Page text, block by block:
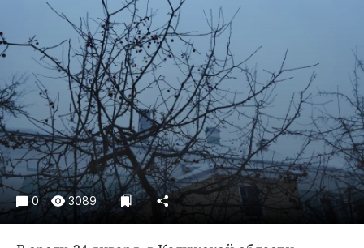
Культура
Недвижимость и ЖКХ
Образование
Общество
Погода
Праздники
Происшествия
Спорт
Экономика и бизнес
ПРОЕКТЫ
0 3089